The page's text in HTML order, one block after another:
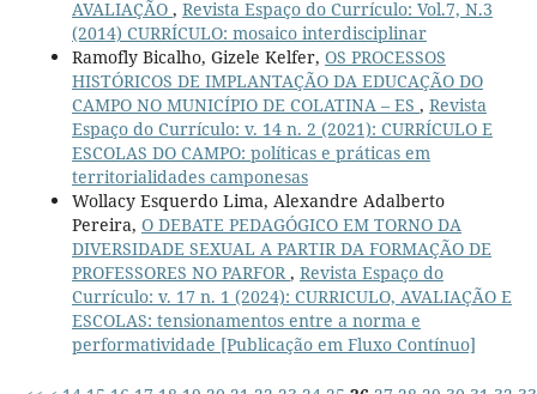
AVALIAÇÃO , Revista Espaço do Currículo: Vol.7, N.3
(2014) CURRÍCULO: mosaico interdisciplinar
Ramofly Bicalho, Gizele Kelfer, OS PROCESSOS
HISTÓRICOS DE IMPLANTAÇÃO DA EDUCAÇÃO DO
CAMPO NO MUNICÍPIO DE COLATINA – ES , Revista
Espaço do Currículo: v. 14 n. 2 (2021): CURRÍCULO E
ESCOLAS DO CAMPO: políticas e práticas em
territorialidades camponesas
Wollacy Esquerdo Lima, Alexandre Adalberto
Pereira, O DEBATE PEDAGÓGICO EM TORNO DA
DIVERSIDADE SEXUAL A PARTIR DA FORMAÇÃO DE
PROFESSORES NO PARFOR, Revista Espaço do
Currículo: v. 17 n. 1 (2024): CURRICULO, AVALIAÇÃO E
ESCOLAS: tensionamentos entre a norma e
performatividade [Publicação em Fluxo Contínuo]